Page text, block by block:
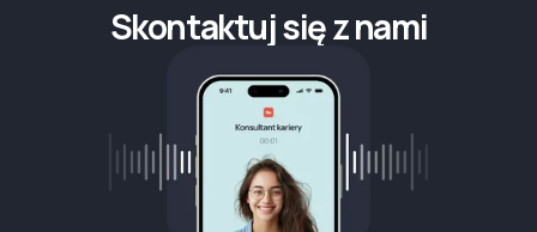
Skontaktuj się z nami